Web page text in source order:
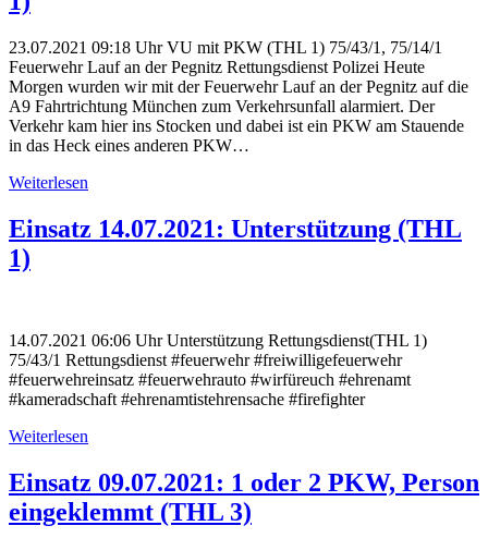
23.07.2021 09:18 Uhr VU mit PKW (THL 1) 75/43/1, 75/14/1
Feuerwehr Lauf an der Pegnitz Rettungsdienst Polizei Heute
Morgen wurden wir mit der Feuerwehr Lauf an der Pegnitz auf die
A9 Fahrtrichtung München zum Verkehrsunfall alarmiert. Der
Verkehr kam hier ins Stocken und dabei ist ein PKW am Stauende
in das Heck eines anderen PKW…
Weiterlesen
Einsatz 14.07.2021: Unterstützung (THL
1)
14.07.2021 06:06 Uhr Unterstützung Rettungsdienst(THL 1)
75/43/1 Rettungsdienst #feuerwehr #freiwilligefeuerwehr
#feuerwehreinsatz #feuerwehrauto #wirfüreuch #ehrenamt
#kameradschaft #ehrenamtistehrensache #firefighter
Weiterlesen
Einsatz 09.07.2021: 1 oder 2 PKW, Person
eingeklemmt (THL 3)